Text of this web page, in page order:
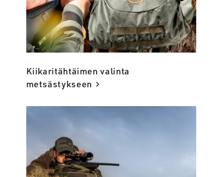
Kiikaritähtäimen valinta
metsästykseen